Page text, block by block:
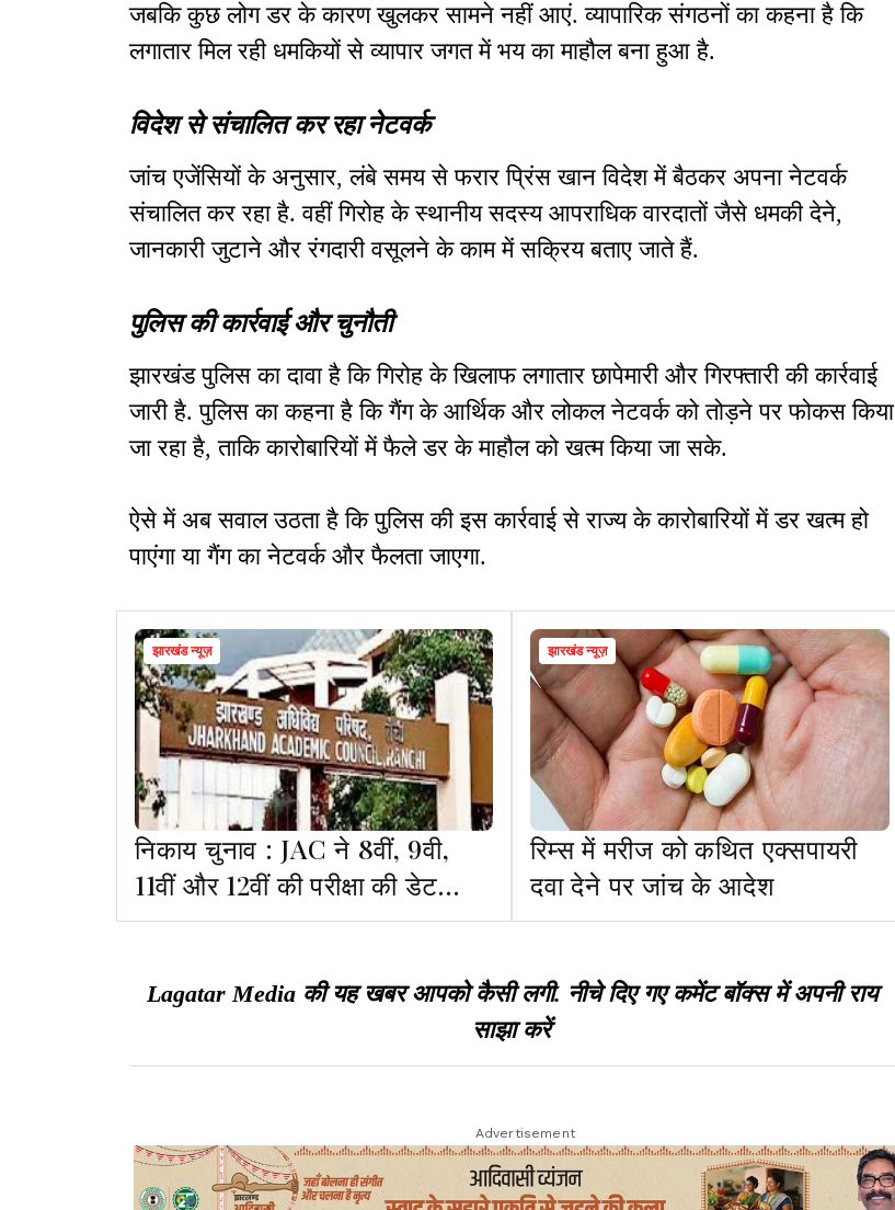
जबकि कुछ लोग डर के कारण खुलकर सामने नहीं आएं. व्यापारिक संगठनों का कहना है कि
लगातार मिल रही धमकियों से व्यापार जगत में भय का माहौल बना हुआ है.
विदेश से संचालित कर रहा नेटवर्क
जांच एजेंसियों के अनुसार, लंबे समय से फरार प्रिंस खान विदेश में बैठकर अपना नेटवर्क
संचालित कर रहा है. वहीं गिरोह के स्थानीय सदस्य आपराधिक वारदातों जैसे धमकी देने,
जानकारी जुटाने और रंगदारी वसूलने के काम में सक्रिय बताए जाते हैं.
पुलिस की कार्रवाई और चुनौती
झारखंड पुलिस का दावा है कि गिरोह के खिलाफ लगातार छापेमारी और गिरफ्तारी की कार्रवाई
जारी है. पुलिस का कहना है कि गैंग के आर्थिक और लोकल नेटवर्क को तोड़ने पर फोकस किया
जा रहा है, ताकि कारोबारियों में फैले डर के माहौल को खत्म किया जा सके.
ऐसे में अब सवाल उठता है कि पुलिस की इस कार्रवाई से राज्य के कारोबारियों में डर खत्म हो
पाएंगा या गैंग का नेटवर्क और फैलता जाएगा.
झारखंड न्यूज़
निकाय चुनाव : JAC ने 8वीं, 9वी,
11वीं और 12वीं की परीक्षा की डेट
बदली
झारखंड न्यूज़
रिम्स में मरीज को कथित एक्सपायरी
दवा देने पर जांच के आदेश
Lagatar Media की यह खबर आपको कैसी लगी. नीचे दिए गए कमेंट बॉक्स में अपनी राय
साझा करें
Advertisement